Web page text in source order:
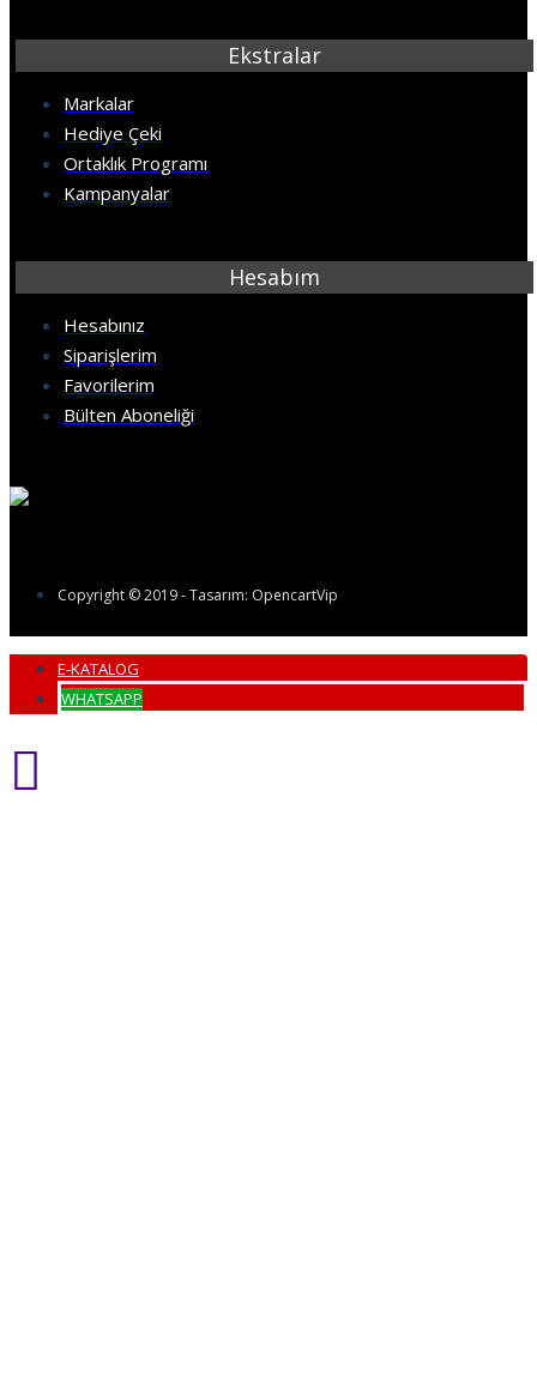
Ekstralar
Markalar
Hediye Çeki
Ortaklık Programı
Kampanyalar
Hesabım
Hesabınız
Siparişlerim
Favorilerim
Bülten Aboneliği
Copyright © 2019 - Tasarım: OpencartVip
E-KATALOG
WHATSAPP